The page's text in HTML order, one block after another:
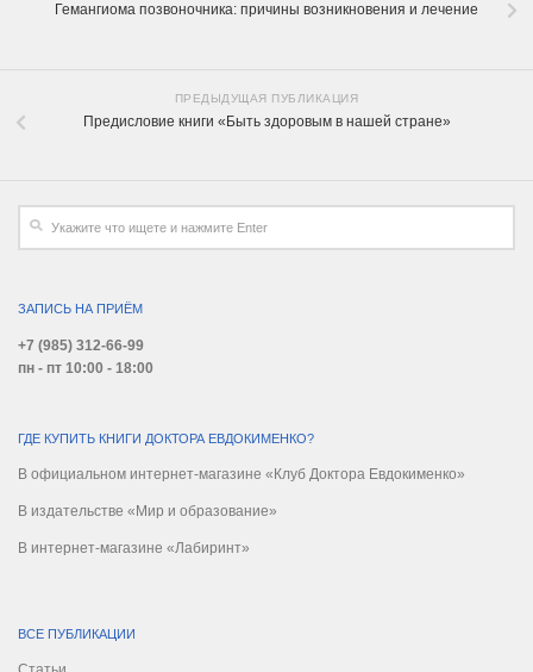
Гемангиома позвоночника: причины возникновения и лечение
ПРЕДЫДУЩАЯ ПУБЛИКАЦИЯ
Предисловие книги «Быть здоровым в нашей стране»
ЗАПИСЬ НА ПРИЁМ
+7 (985) 312-66-99
пн - пт 10:00 - 18:00
ГДЕ КУПИТЬ КНИГИ ДОКТОРА ЕВДОКИМЕНКО?
В официальном интернет-магазине «Клуб Доктора Евдокименко»
В издательстве «Мир и образование»
В интернет-магазине «Лабиринт»
ВСЕ ПУБЛИКАЦИИ